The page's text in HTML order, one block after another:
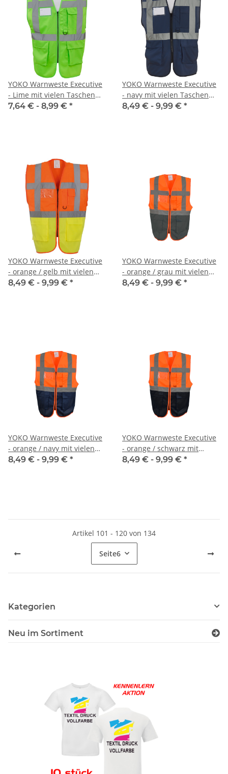
YOKO Warnweste Executive
- Lime mit vielen Taschen
und Reißverschluss
7,64 € - 8,99 € *
YOKO Warnweste Executive
- navy mit vielen Taschen
und Reißverschluss
8,49 € - 9,99 € *
YOKO Warnweste Executive
- orange / gelb mit vielen
Taschen und Reißverschluss
8,49 € - 9,99 € *
YOKO Warnweste Executive
- orange / grau mit vielen
Taschen und Reißverschluss
8,49 € - 9,99 € *
YOKO Warnweste Executive
- orange / navy mit vielen
Taschen und Reißverschluss
8,49 € - 9,99 € *
YOKO Warnweste Executive
- orange / schwarz mit
vielen Taschen und
8,49 € - 9,99 € *
Artikel 101 - 120 von 134
Seite6
Kategorien
Neu im Sortiment